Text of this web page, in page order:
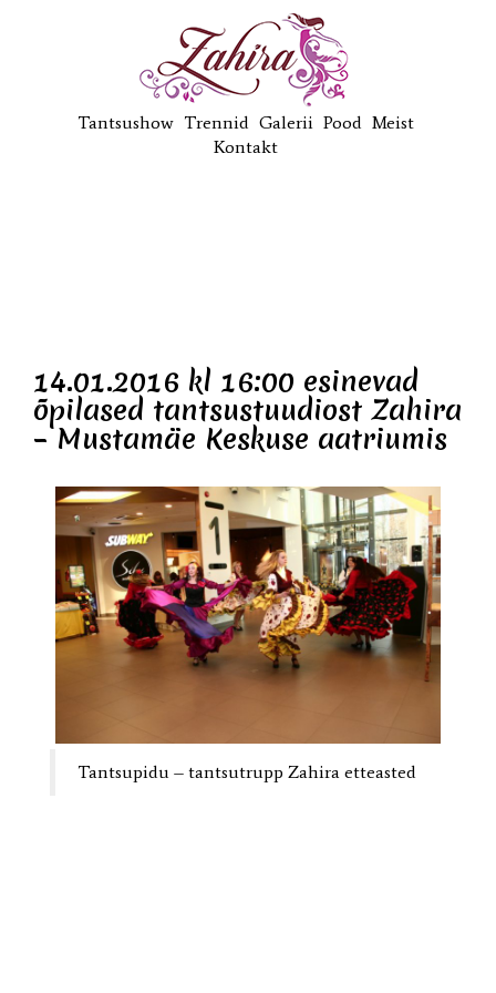
Tantsushow Trennid Galerii Pood Meist
Kontakt
14.01.2016 kl 16:00 esinevad
õpilased tantsustuudiost Zahira
– Mustamäe Keskuse aatriumis
Tantsupidu – tantsutrupp Zahira etteasted